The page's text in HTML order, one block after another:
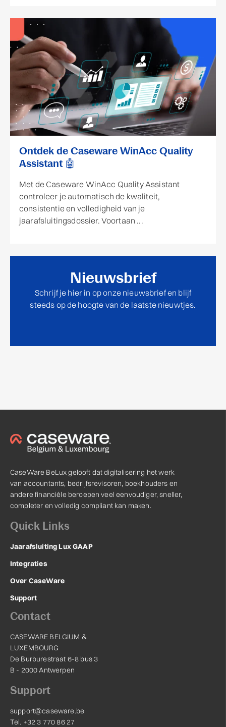
Ontdek de Caseware WinAcc Quality
Assistant 🤖
Met de Caseware WinAcc Quality Assistant
controleer je automatisch de kwaliteit,
consistentie en volledigheid van je
jaarafsluitingsdossier. Voortaan ...
Nieuwsbrief
Schrijf je hier in op onze nieuwsbrief en blijf
steeds op de hoogte van de laatste nieuwtjes.
CaseWare BeLux gelooft dat digitalisering het werk
van accountants, bedrijfsrevisoren, boekhouders en
andere financiële beroepen veel eenvoudiger, sneller,
completer en volledig compliant kan maken.
Quick Links
Jaarafsluiting Lux GAAP
Integraties
Over CaseWare
Support
Contact
CASEWARE BELGIUM &
LUXEMBOURG
De Burburestraat 6-8 bus 3
B - 2000 Antwerpen
Support
support@caseware.be
Tel. +32 3 770 86 27